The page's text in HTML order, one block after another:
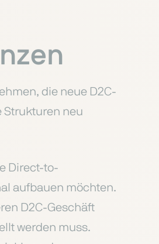
die neue D2C-
Strukturen neu
Direct-to-
aufbauen möchten.
D2C-Geschäft
werden muss.